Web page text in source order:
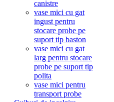
canistre
vase mici cu gat
ingust pentru
stocare probe pe
suport tip baston
vase mici cu gat
larg pentru stocare
probe pe suport tip
polita
vase mici pentru
transport probe